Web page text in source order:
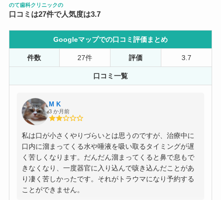
のて歯科クリニックの
口コミは27件で人気度は3.7
Googleマップでの口コミ評価まとめ
件数 27件 評価 3.7
口コミ一覧
M K
3 か月前
私は口が小さくやりづらいとは思うのですが、治療中に
口内に溜まってくる水や唾液を吸い取るタイミングが遅
く苦しくなります。だんだん溜まってくると鼻で息もで
きなくなり、一度器官に入り込んで咳き込んだことがあ
り凄く苦しかったです。それがトラウマになり予約する
ことができません。